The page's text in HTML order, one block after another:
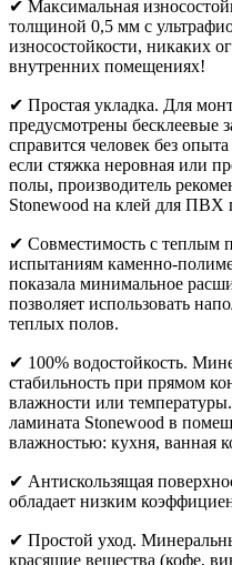
✔ Максимальная
толщиной 0,5 мм с
износостойкости, никаких
внутренних помещениях!
✔ Простая укладка. Для
предусмотрены бесклеевые
справится человек без
если стяжка неровная или
полы, производитель
Stonewood на клей для ПВХ
✔ Совместимость с теплым
испытаниям каменно-
показала минимальное
позволяет использовать
теплых полов.
✔ 100% водостойкость.
стабильность при прямом
влажности или
ламината Stonewood в
влажностью: кухня, ванная
✔ Антискользящая
обладает низким
✔ Простой уход.
красящие вещества (кофе,